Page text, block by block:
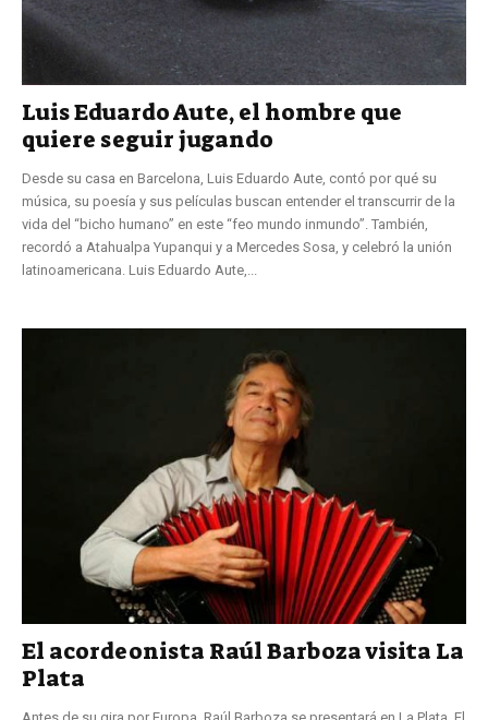
Luis Eduardo Aute, el hombre que
quiere seguir jugando
Desde su casa en Barcelona, Luis Eduardo Aute, contó por qué su
música, su poesía y sus películas buscan entender el transcurrir de la
vida del “bicho humano” en este “feo mundo inmundo”. También,
recordó a Atahualpa Yupanqui y a Mercedes Sosa, y celebró la unión
latinoamericana. Luis Eduardo Aute,...
El acordeonista Raúl Barboza visita La
Plata